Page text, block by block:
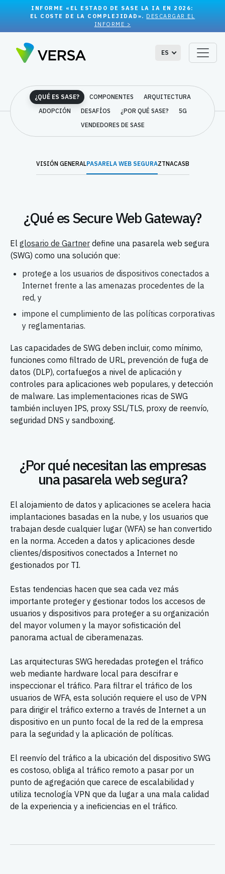
INFORME «EL ESTADO DE SASE LA IA EN 2026:
EL COSTE DE LA COMPLEJIDAD». DESCARGAR EL
INFORME >
ES
¿QUÉ ES SASE? COMPONENTES
ARQUITECTURA
ADOPCIÓN
DESAFÍOS ¿POR QUÉ SASE?
5G
VENDEDORES DE SASE
VISIÓN GENERALPASARELA WEB SEGURAZTNACASB
¿Qué es Secure Web Gateway?
El glosario de Gartner define una pasarela web segura
(SWG) como una solución que:
protege a los usuarios de dispositivos conectados a
Internet frente a las amenazas procedentes de la
red, y
impone el cumplimiento de las políticas corporativas
y reglamentarias.
Las capacidades de SWG deben incluir, como mínimo,
funciones como filtrado de URL, prevención de fuga de
datos (DLP), cortafuegos a nivel de aplicación y
controles para aplicaciones web populares, y detección
de malware. Las implementaciones ricas de SWG
también incluyen IPS, proxy SSL/TLS, proxy de reenvío,
seguridad DNS y sandboxing.
¿Por qué necesitan las empresas
una pasarela web segura?
El alojamiento de datos y aplicaciones se acelera hacia
implantaciones basadas en la nube, y los usuarios que
trabajan desde cualquier lugar (WFA) se han convertido
en la norma. Acceden a datos y aplicaciones desde
clientes/dispositivos conectados a Internet no
gestionados por TI.
Estas tendencias hacen que sea cada vez más
importante proteger y gestionar todos los accesos de
usuarios y dispositivos para proteger a su organización
del mayor volumen y la mayor sofisticación del
panorama actual de ciberamenazas.
Las arquitecturas SWG heredadas protegen el tráfico
web mediante hardware local para descifrar e
inspeccionar el tráfico. Para filtrar el tráfico de los
usuarios de WFA, esta solución requiere el uso de VPN
para dirigir el tráfico externo a través de Internet a un
dispositivo en un punto focal de la red de la empresa
para la seguridad y la aplicación de políticas.
El reenvío del tráfico a la ubicación del dispositivo SWG
es costoso, obliga al tráfico remoto a pasar por un
punto de agregación que carece de escalabilidad y
utiliza tecnología VPN que da lugar a una mala calidad
de la experiencia y a ineficiencias en el tráfico.